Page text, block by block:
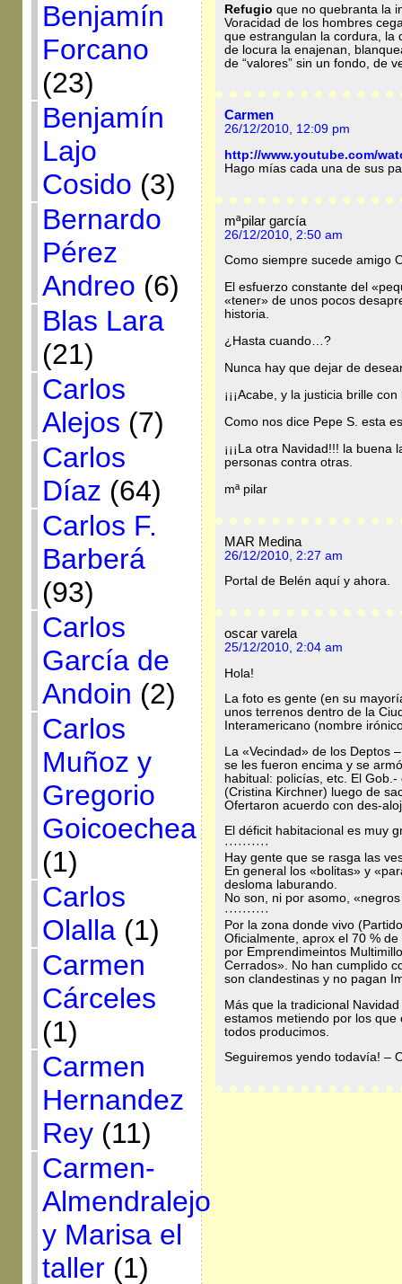
Benjamín
Forcano
(23)
Benjamín
Lajo
Cosido (3)
Bernardo
Pérez
Andreo (6)
Blas Lara
(21)
Carlos
Alejos (7)
Carlos
Díaz (64)
Carlos F.
Barberá
(93)
Carlos
García de
Andoin (2)
Carlos
Muñoz y
Gregorio
Goicoechea
(1)
Carlos
Olalla(1)
Carmen
Cárceles
(1)
Carmen
Hernandez
Rey(11)
Carmen-
Almendralejo
y Marisa el
taller(1)
Refugio que no quebranta la
Voracidad de los hombres
que estrangulan la cordura, la
de locura la enajenan,
de “valores” sin un fondo, de
Carmen
26/12/2010, 12:09 pm
http://www.youtube.com/
Hago mías cada una de sus
mªpilar garcía
26/12/2010, 2:50 am
Como siempre sucede amigo
El esfuerzo constante del
«tener» de unos pocos
historia.
¿Hasta cuando…?
Nunca hay que dejar de
¡¡¡Acabe, y la justicia brille
Como nos dice Pepe S. esta
¡¡¡La otra Navidad!!! la
personas contra otras.
mª pilar
MAR Medina
26/12/2010, 2:27 am
Portal de Belén aquí y ahora.
oscar varela
25/12/2010, 2:04 am
Hola!
La foto es gente (en su
unos terrenos dentro de la
Interamericano (nombre
La «Vecindad» de los Deptos
se les fueron encima y se
habitual: policías, etc. El
(Cristina Kirchner) luego de
Ofertaron acuerdo con des-
El déficit habitacional es muy
··········
Hay gente que se rasga las
En general los «bolitas» y
desloma laburando.
No son, ni por asomo,
··········
Por la zona donde vivo
Oficialmente, aprox el 70 %
por Emprendimeintos
Cerrados». No han cumplido
son clandestinas y no pagan
Más que la tradicional
estamos metiendo por los
todos producimos.
Seguiremos yendo todavía! –